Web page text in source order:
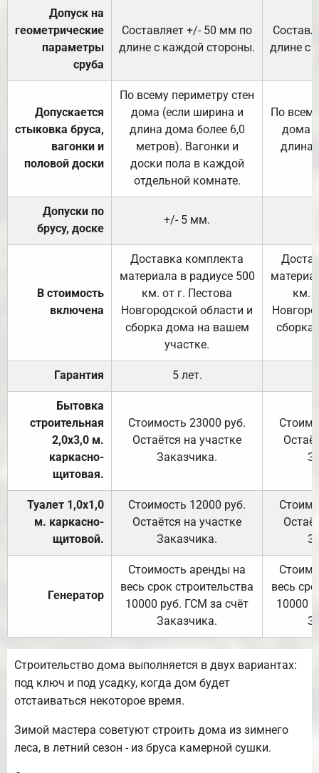
Допуск на
геометрические
параметры
сруба
Составляет +/- 50 мм по
длине с каждой стороны.
длине с
Допускается
стыковка бруса,
вагонки и
половой доски
По всему периметру стен
дома (если ширина и
длина дома более 6,0
метров). Вагонки и
доски пола в каждой
отдельной комнате.
По
дома
длина
Допуски по
брусу, доске
+/- 5 мм.
В стоимость
включена
Доставка комплекта
материала в радиусе 500
км. от г. Пестова
Новгородской области и
сборка дома на вашем
участке.
км.
Гарантия 5 лет.
Бытовка
строительная
2,0х3,0 м.
каркасно-
щитовая.
Стоимость 23000 руб.
Остаётся на участке
Заказчика.
Туалет 1,0х1,0
м. каркасно-
щитовой.
Стоимость 12000 руб.
Остаётся на участке
Заказчика.
Генератор
Стоимость аренды на
весь срок строительства
10000 руб. ГСМ за счёт
Заказчика.
весь
10000
Строительство дома выполняется в двух вариантах:
под ключ и под усадку, когда дом будет
отстаиваться некоторое время.
Зимой мастера советуют строить дома из зимнего
леса, в летний сезон - из бруса камерной сушки.